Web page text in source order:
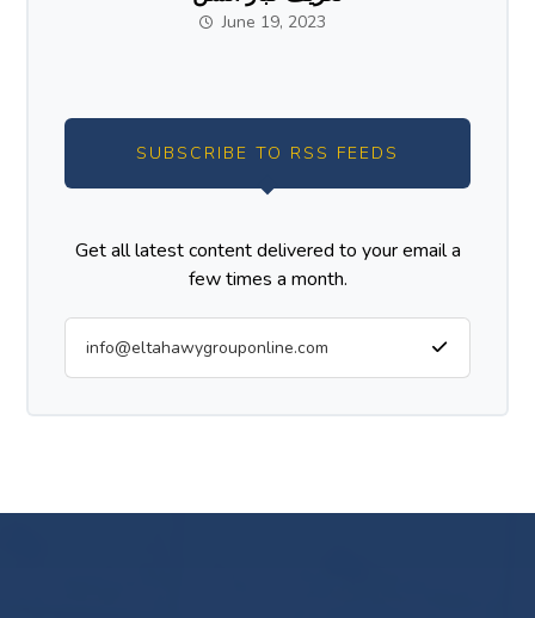
June 19, 2023
SUBSCRIBE TO RSS FEEDS
Get all latest content delivered to your email a
few times a month.